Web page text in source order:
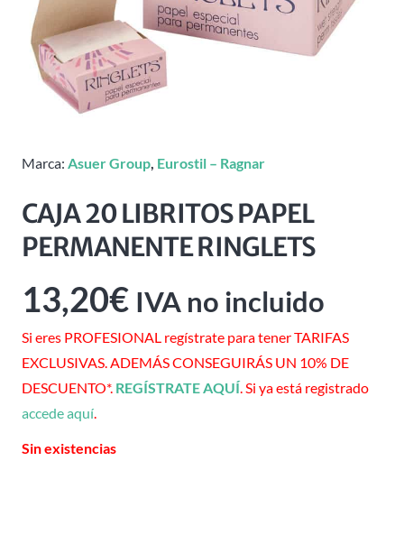
Marca: Asuer Group, Eurostil – Ragnar
CAJA 20 LIBRITOS PAPEL
PERMANENTE RINGLETS
13,20€ IVA no incluido
Si eres PROFESIONAL regístrate para tener TARIFAS
EXCLUSIVAS. ADEMÁS CONSEGUIRÁS UN 10% DE
DESCUENTO*. REGÍSTRATE AQUÍ. Si ya está registrado
accede aquí.
Sin existencias